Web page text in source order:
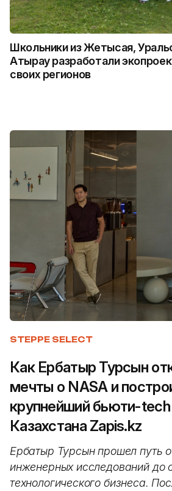
Школьники из Жетысая,
Атырау разработали
своих регионов
STEPPE SELECT
Как Ербатыр Турсын
мечты о NASA и
крупнейший бьюти-
Казахстана Zapis.kz
Ербатыр Турсын прошел путь
инженерных исследований до
технологического бизнеса.